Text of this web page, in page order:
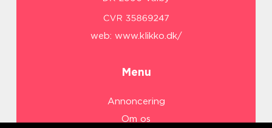
web: www.klikko.dk/
Menu
Annoncering
Om os